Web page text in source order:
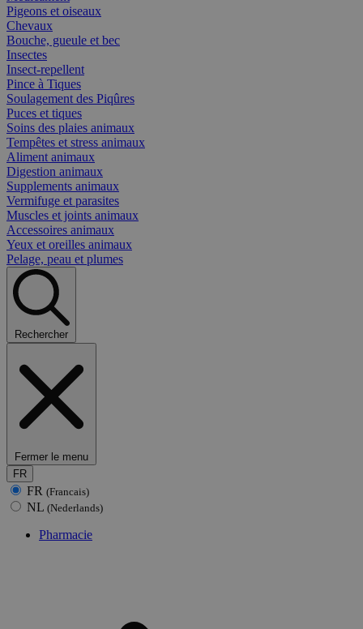
Pigeons et oiseaux
Chevaux
Bouche, gueule et bec
Insectes
Insect-repellent
Pince à Tiques
Soulagement des Piqûres
Puces et tiques
Soins des plaies animaux
Tempêtes et stress animaux
Aliment animaux
Digestion animaux
Supplements animaux
Vermifuge et parasites
Muscles et joints animaux
Accessoires animaux
Yeux et oreilles animaux
Pelage, peau et plumes
Rechercher
Fermer le menu
FR
FR (Francais)
NL (Nederlands)
Pharmacie